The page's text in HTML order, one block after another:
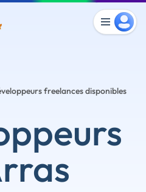
freelances disponibles